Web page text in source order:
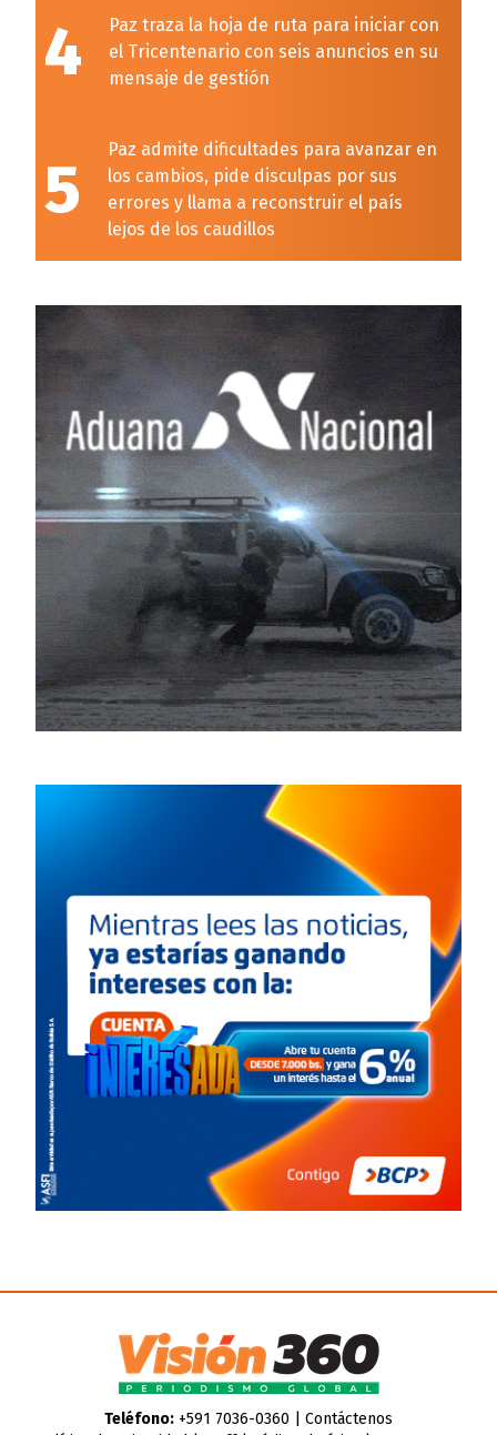
4
Paz traza la hoja de ruta para iniciar con
el Tricentenario con seis anuncios en su
mensaje de gestión
5
Paz admite dificultades para avanzar en
los cambios, pide disculpas por sus
errores y llama a reconstruir el país
lejos de los caudillos
Teléfono:+591 7036-0360 | Contáctenos